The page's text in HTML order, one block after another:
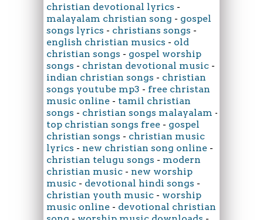
christian devotional lyrics -
malayalam christian song - gospel
songs lyrics - christians songs -
english christian musics - old
christian songs - gospel worship
songs - christan devotional music -
indian christian songs - christian
songs youtube mp3 - free christan
music online - tamil christian
songs - christian songs malayalam -
top christian songs free - gospel
christian songs - christian music
lyrics - new christian song online -
christian telugu songs - modern
christian music - new worship
music - devotional hindi songs -
christian youth music - worship
music online - devotional christian